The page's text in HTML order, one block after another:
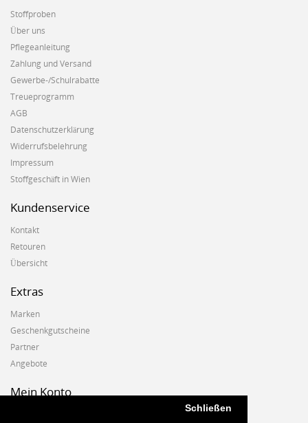
Schließen
Stoffproben
Über uns
Pflegeanleitung
Zahlung und Versand
Gewerbe-/Schulrabatte
Treueprogramm
AGB
Datenschutzerklärung
Widerrufsbelehrung
Impressum
Stoffgeschäft in Wien
Kundenservice
Kontakt
Retouren
Übersicht
Extras
Marken
Geschenkgutscheine
Partner
Angebote
Mein Konto